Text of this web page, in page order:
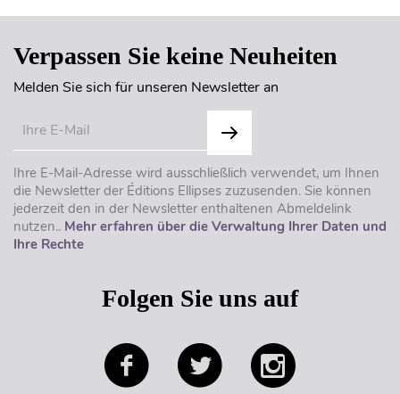
Verpassen Sie keine Neuheiten
Melden Sie sich für unseren Newsletter an
Ihre E-Mail-Adresse wird ausschließlich verwendet, um Ihnen
die Newsletter der Éditions Ellipses zuzusenden. Sie können
jederzeit den in der Newsletter enthaltenen Abmeldelink
nutzen.. Mehr erfahren über die Verwaltung Ihrer Daten und
Ihre Rechte
Folgen Sie uns auf